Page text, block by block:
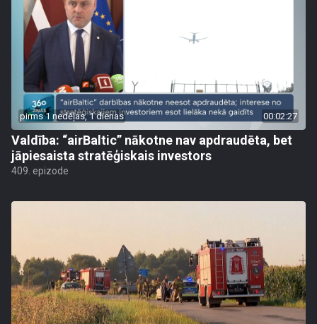
pirms 1 nedēļas, 1 dienas 00:02:27
Valdība: “airBaltic” nākotne nav apdraudēta, bet
jāpiesaista stratēģiskais investors
409. epizode